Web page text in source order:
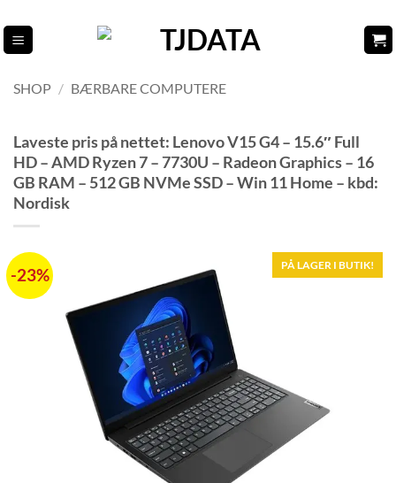
til
indhold
SHOP / BÆRBARE COMPUTERE
Laveste pris på nettet: Lenovo V15 G4 – 15.6″ Full
HD – AMD Ryzen 7 – 7730U – Radeon Graphics – 16
GB RAM – 512 GB NVMe SSD – Win 11 Home – kbd:
Nordisk
-23% PÅ LAGER I BUTIK!